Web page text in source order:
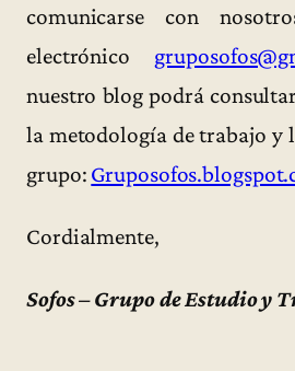
comunicarse con
electrónico
nuestro blog podrá
la metodología de trabajo y
grupo:
Cordialmente,
Sofos – Grupo de Estudio y